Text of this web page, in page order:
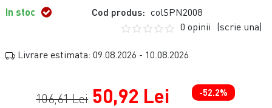
In stoc Cod produs: colSPN2008
0 opinii (scrie una)
Livrare estimata: 09.08.2026 - 10.08.2026
106,61 Lei 50,92 Lei -52.2%